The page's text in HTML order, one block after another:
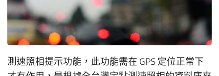
測速照相提示功能，此功能需在 GPS 定位正常下